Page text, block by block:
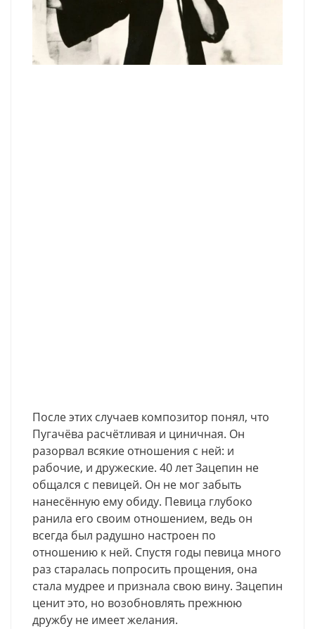
После этих случаев композитор понял, что
Пугачёва расчётливая и циничная. Он
разорвал всякие отношения с ней: и
рабочие, и дружеские. 40 лет Зацепин не
общался с певицей. Он не мог забыть
нанесённую ему обиду. Певица глубоко
ранила его своим отношением, ведь он
всегда был радушно настроен по
отношению к ней. Спустя годы певица много
раз старалась попросить прощения, она
стала мудрее и признала свою вину. Зацепин
ценит это, но возобновлять прежнюю
дружбу не имеет желания.